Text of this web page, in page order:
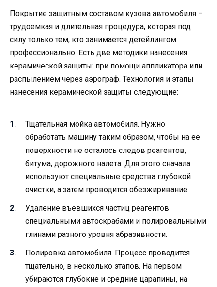
Покрытие защитным составом кузова автомобиля –
трудоемкая и длительная процедура, которая под
силу только тем, кто занимается детейлингом
профессионально. Есть две методики нанесения
керамической защиты: при помощи аппликатора или
распылением через аэрограф. Технология и этапы
нанесения керамической защиты следующие:
Тщательная мойка автомобиля. Нужно
обработать машину таким образом, чтобы на ее
поверхности не осталось следов реагентов,
битума, дорожного налета. Для этого сначала
используют специальные средства глубокой
очистки, а затем проводится обезжиривание.
Удаление въевшихся частиц реагентов
специальными автоскрабами и полировальными
глинами разного уровня абразивности.
Полировка автомобиля. Процесс проводится
тщательно, в несколько этапов. На первом
убираются глубокие и средние царапины, на